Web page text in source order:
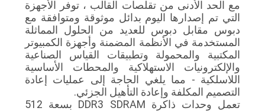
مع الحد الأدنى من تقلصات القالب ، توفر الأجهزة
التي تم إصدارها اليوم بدائل موثوقة ومتوافقة مع
دبوس مقابل دبوس للعديد من الحلول المماثلة
المستخدمة في الأنظمة المضمنة وأجهزة الكمبيوتر
المكتبية والمحمولة وتطبيقات القياس الصناعية
والإلكترونيات الاستهلاكية والمحطات الأساسية
اللاسلكية - مما يلغي الحاجة إلى عمليات إعادة
التصميم المكلفة وإعادة التأهيل الجزئي.
تعمل وحدات ذاكرة DDR3 SDRAM بسعة 512